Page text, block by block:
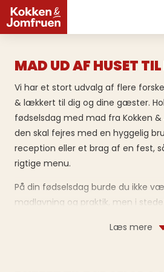
MAD UD AF HUSET
Vi har et stort udvalg af flere
& lækkert til dig og dine gæster.
fødselsdag med mad fra Kokken
den skal fejres med en hyggelig
reception eller et brag af en fest,
rigtige menu.
På din fødselsdag burde du ikke
madlavning og praktik, men i
huset til fødselsdagen hos os, får